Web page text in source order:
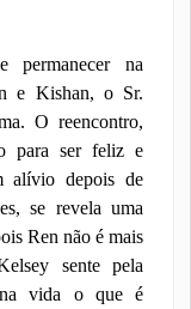
permanecer na
e Kishan, o Sr.
O reencontro,
para ser feliz e
alívio depois de
se revela uma
Ren não é mais
sente pela
na vida o que é